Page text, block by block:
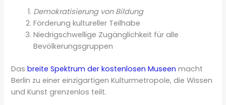
Demokratisierung von Bildung
Förderung kultureller Teilhabe
Niedrigschwellige Zugänglichkeit für alle
Bevölkerungsgruppen
Dasbreite Spektrum der kostenlosen Museen macht
Berlin zu einer einzigartigen Kulturmetropole, die Wissen
und Kunst grenzenlos teilt.